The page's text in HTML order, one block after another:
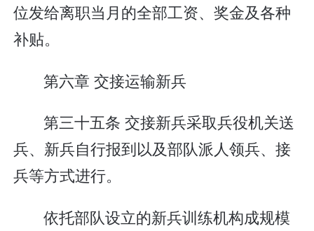
位发给离职当月的全部工资、奖金及各种
补贴。
第六章 交接运输新兵
第三十五条 交接新兵采取兵役机关送
兵、新兵自行报到以及部队派人领兵、接
兵等方式进行。
依托部队设立的新兵训练机构成规模